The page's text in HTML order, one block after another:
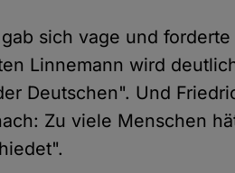
sich vage und
Linnemann wird
Deutschen". Und
Zu viele Menschen